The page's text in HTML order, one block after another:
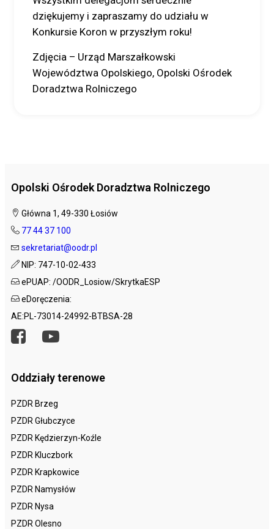
dziękujemy i zapraszamy do udziału w
Konkursie Koron w przyszłym roku!
Zdjęcia – Urząd Marszałkowski
Województwa Opolskiego, Opolski Ośrodek
Doradztwa Rolniczego
Opolski Ośrodek Doradztwa Rolniczego
Główna 1, 49-330 Łosiów
77 44 37 100
sekretariat@oodr.pl
NIP: 747-10-02-433
ePUAP: /OODR_Losiow/SkrytkaESP
eDoręczenia:
AE:PL-73014-24992-BTBSA-28
Oddziały terenowe
PZDR Brzeg
PZDR Głubczyce
PZDR Kędzierzyn-Koźle
PZDR Kluczbork
PZDR Krapkowice
PZDR Namysłów
PZDR Nysa
PZDR Olesno